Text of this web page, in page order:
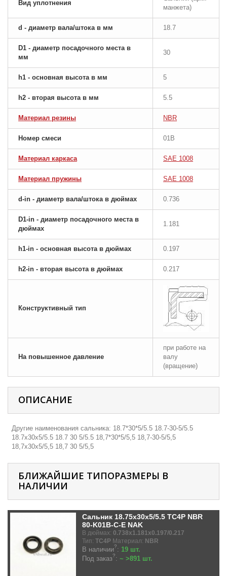
Вид уплотнения
манжета)
d - диаметр вала/штока в мм 18.7
D1 - диаметр посадочного места в
мм
30
h1 - основная высота в мм 5
h2 - вторая высота в мм 5.5
Материал резины NBR
Номер смеси 01B
Материал каркаса SAE 1008
Материал пружины SAE 1008
d-in - диаметр вала/штока в дюймах 0.736
D1-in - диаметр посадочного места в
дюймах
1.181
h1-in - основная высота в дюймах 0.197
h2-in - вторая высота в дюймах 0.217
Конструктивный тип
На повышенное давление
при работе на
валу
(вращение)
ОПИСАНИЕ
Другие наименования сальника: 18.7*30*5/5.5 18.7-30-5/5.5
18.7х30х5/5.5 18.7 30 5/5.5 18,7*30*5/5,5 18,7-30-5/5,5
18,7х30х5/5,5 18,7 30 5/5,5
БЛИЖАЙШИЕ ТИПОРАЗМЕРЫ В
НАЛИЧИИ
Сальник 18.75x30x5/5.5 TC4P NBR
80-K01B-C-E NAK
В дюймах: 0.738x1.181x0.197/0.217
Тип: TC4P Материал: NBR
В наличии?: 19 шт.
Под заказ?: ~ >891 шт.